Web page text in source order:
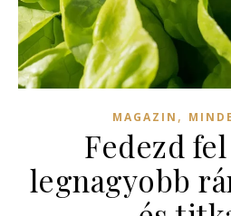
MAGAZIN ,
Fedezd
legnagyobb